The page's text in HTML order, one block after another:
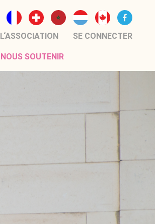
L‘ASSOCIATION SE CONNECTER
NOUS SOUTENIR